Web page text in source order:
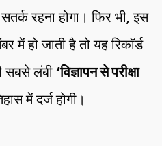
रहना होगा। फिर भी, इस
में हो जाती है तो यह रिकॉर्ड
सबसे लंबी ‘विज्ञापन से परीक्षा
में दर्ज होगी।